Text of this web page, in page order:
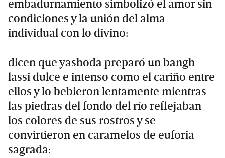
embadurnamiento simbolizó el amor sin
condiciones y la unión del alma
individual con lo divino:
dicen que yashoda preparó un bangh
lassi dulce e intenso como el cariño entre
ellos y lo bebieron lentamente mientras
las piedras del fondo del río reflejaban
los colores de sus rostros y se
convirtieron en caramelos de euforia
sagrada: